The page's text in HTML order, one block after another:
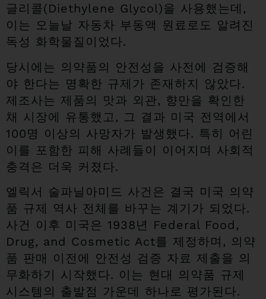
글리콜(Diethylene Glycol)을 사용했는데,
이는 오늘날 자동차 부동액 원료로도 알려진
독성 화학물질이었다.
당시에는 의약품의 안전성을 사전에 검증해
야 한다는 명확한 규제가 존재하지 않았다.
제조사는 제품의 맛과 외관, 향만을 확인한
채 시장에 유통했고, 그 결과 미국 전역에서
100명 이상의 사망자가 발생했다. 특히 어린
이를 포함한 피해 사례들이 이어지며 사회적
충격은 더욱 커졌다.
엘릭서 술파닐아미드 사건은 결국 미국 의약
품 규제 역사 전체를 바꾸는 계기가 되었다.
사건 이후 미국은 1938년 Federal Food,
Drug, and Cosmetic Act를 제정하며, 의약
품 판매 이전에 안전성 검증 자료 제출을 의
무화하기 시작했다. 이는 현대 의약품 규제
시스템의 출발점 가운데 하나로 평가된다.